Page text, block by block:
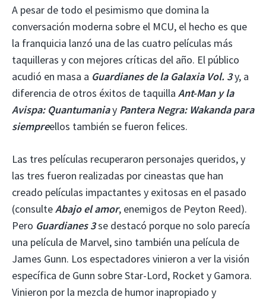
A pesar de todo el pesimismo que domina la
conversación moderna sobre el MCU, el hecho es que
la franquicia lanzó una de las cuatro películas más
taquilleras y con mejores críticas del año. El público
acudió en masa a Guardianes de la Galaxia Vol. 3y, a
diferencia de otros éxitos de taquilla Ant-Man y la
Avispa: Quantumaniay Pantera Negra: Wakanda para
siempreellos también se fueron felices.
Las tres películas recuperaron personajes queridos, y
las tres fueron realizadas por cineastas que han
creado películas impactantes y exitosas en el pasado
(consulteAbajo el amor, enemigos de Peyton Reed).
Pero Guardianes 3se destacó porque no solo parecía
una película de Marvel, sino también una película de
James Gunn. Los espectadores vinieron a ver la visión
específica de Gunn sobre Star-Lord, Rocket y Gamora.
Vinieron por la mezcla de humor inapropiado y